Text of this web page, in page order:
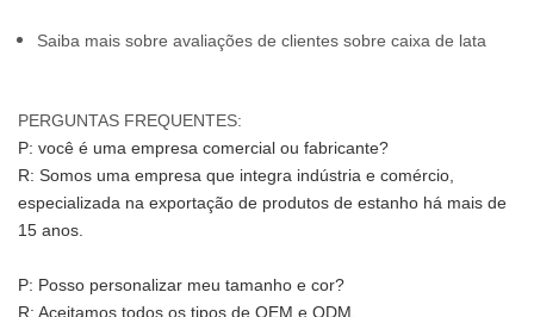
Saiba mais sobre avaliações de clientes sobre caixa de lata
PERGUNTAS FREQUENTES:
P: você é uma empresa comercial ou fabricante?
R: Somos uma empresa que integra indústria e comércio,
especializada na exportação de produtos de estanho há mais de
15 anos.
P: Posso personalizar meu tamanho e cor?
R: Aceitamos todos os tipos de OEM e ODM.